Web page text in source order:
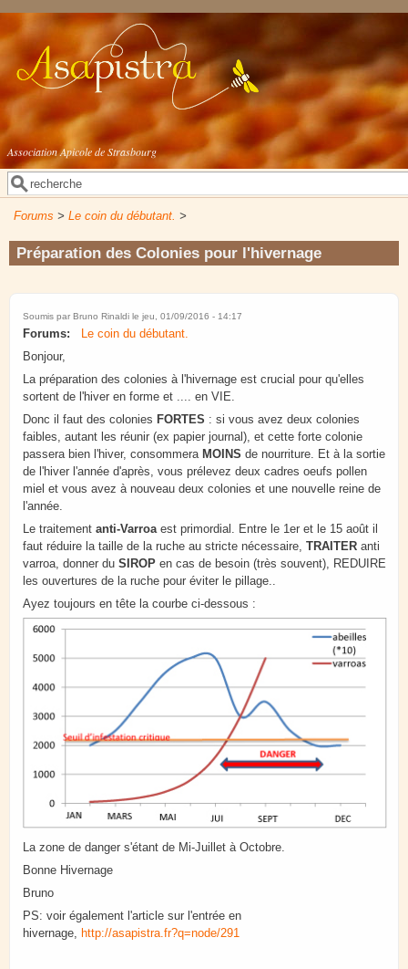
Aller au contenu principal
Association Apicole de Strasbourg
Formulaire de recherche
Rechercher
Forums > Le coin du débutant. >
Préparation des Colonies pour l'hivernage
Soumis par Bruno Rinaldi le jeu, 01/09/2016 - 14:17
Forums:
Le coin du débutant.
Bonjour,
La préparation des colonies à l'hivernage est crucial pour qu'elles
sortent de l'hiver en forme et .... en VIE.
Donc il faut des colonies FORTES : si vous avez deux colonies
faibles, autant les réunir (ex papier journal), et cette forte colonie
passera bien l'hiver, consommera MOINS de nourriture. Et à la sortie
de l'hiver l'année d'après, vous prélevez deux cadres oeufs pollen
miel et vous avez à nouveau deux colonies et une nouvelle reine de
l'année.
Le traitement anti-Varroaest primordial. Entre le 1er et le 15 août il
faut réduire la taille de la ruche au stricte nécessaire, TRAITER anti
varroa, donner du SIROP en cas de besoin (très souvent), REDUIRE
les ouvertures de la ruche pour éviter le pillage..
Ayez toujours en tête la courbe ci-dessous :
La zone de danger s'étant de Mi-Juillet à Octobre.
Bonne Hivernage
Bruno
PS: voir également l'article sur l'entrée en
hivernage, http://asapistra.fr?q=node/291